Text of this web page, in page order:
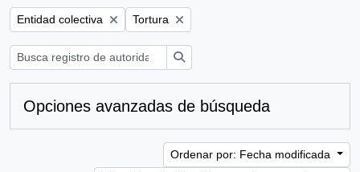
Remove filter:
Entidad colectiva Remove filter:
Tortura
Opciones avanzadas de búsqueda
Ordenar por: Fecha modificada